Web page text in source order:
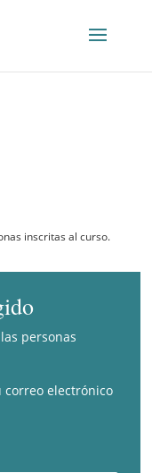
inscritas al curso.
personas
correo electrónico